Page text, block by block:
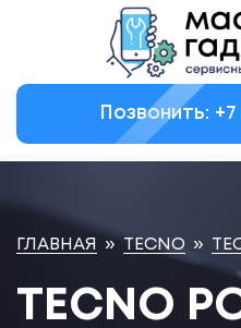
Позвонить: +7
ГЛАВНАЯ » TECNO »
TECNO